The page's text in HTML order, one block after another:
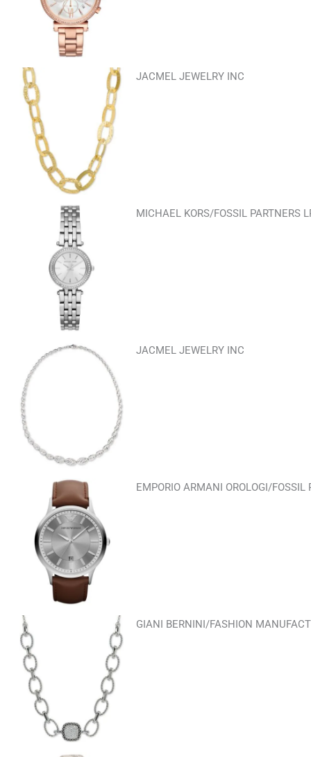
JACMEL JEWELRY INC
MICHAEL KORS/FOSSIL PARTNERS
JACMEL JEWELRY INC
EMPORIO ARMANI OROLOGI/FOSSIL
GIANI BERNINI/FASHION